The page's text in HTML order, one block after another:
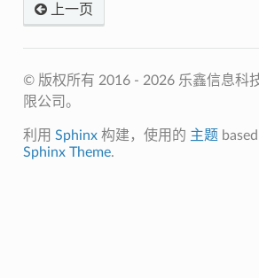
上一页
© 版权所有 2016 - 2026 乐鑫信息科
限公司。
利用 Sphinx构建，使用的 主题
Sphinx Theme.